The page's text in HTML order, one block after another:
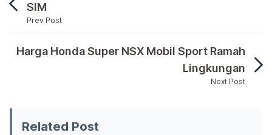
SIM
Prev Post
Dunia elektronik sekarang lagi ramai, terbukti
Harga Honda Super NSX Mobil Sport Ramah
Lingkungan
Next Post
Related Post